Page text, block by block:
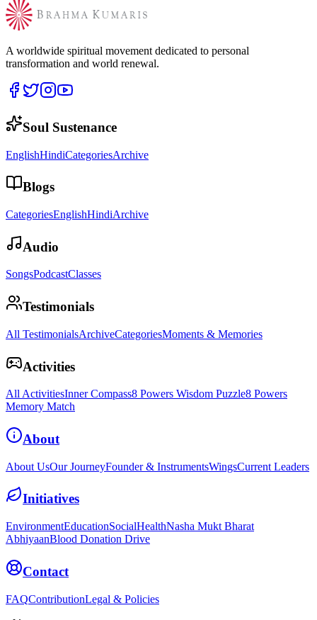
A worldwide spiritual movement dedicated to personal
transformation and world renewal.
Soul Sustenance
EnglishHindiCategoriesArchive
Blogs
CategoriesEnglishHindiArchive
Audio
SongsPodcastClasses
Testimonials
All TestimonialsArchiveCategoriesMoments & Memories
Activities
All ActivitiesInner Compass8 Powers Wisdom Puzzle8 Powers
Memory Match
About
About UsOur JourneyFounder & InstrumentsWingsCurrent Leaders
Initiatives
EnvironmentEducationSocialHealthNasha Mukt Bharat
AbhiyaanBlood Donation Drive
Contact
FAQContributionLegal & Policies